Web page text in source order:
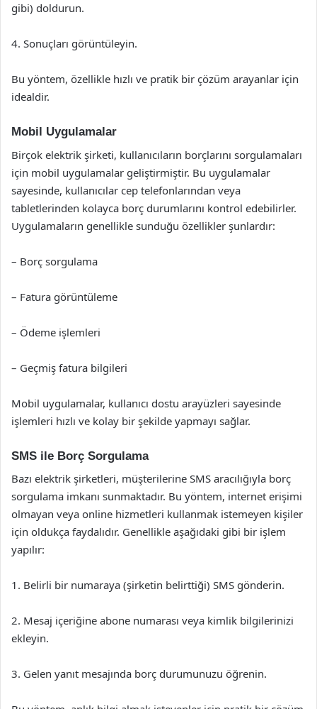
gibi) doldurun.
4. Sonuçları görüntüleyin.
Bu yöntem, özellikle hızlı ve pratik bir çözüm arayanlar için
idealdir.
Mobil Uygulamalar
Birçok elektrik şirketi, kullanıcıların borçlarını sorgulamaları
için mobil uygulamalar geliştirmiştir. Bu uygulamalar
sayesinde, kullanıcılar cep telefonlarından veya
tabletlerinden kolayca borç durumlarını kontrol edebilirler.
Uygulamaların genellikle sunduğu özellikler şunlardır:
– Borç sorgulama
– Fatura görüntüleme
– Ödeme işlemleri
– Geçmiş fatura bilgileri
Mobil uygulamalar, kullanıcı dostu arayüzleri sayesinde
işlemleri hızlı ve kolay bir şekilde yapmayı sağlar.
SMS ile Borç Sorgulama
Bazı elektrik şirketleri, müşterilerine SMS aracılığıyla borç
sorgulama imkanı sunmaktadır. Bu yöntem, internet erişimi
olmayan veya online hizmetleri kullanmak istemeyen kişiler
için oldukça faydalıdır. Genellikle aşağıdaki gibi bir işlem
yapılır:
1. Belirli bir numaraya (şirketin belirttiği) SMS gönderin.
2. Mesaj içeriğine abone numarası veya kimlik bilgilerinizi
ekleyin.
3. Gelen yanıt mesajında borç durumunuzu öğrenin.